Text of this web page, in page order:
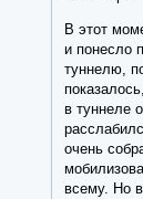
В этот
и понесло
туннелю,
в туннеле
очень
всему. Но